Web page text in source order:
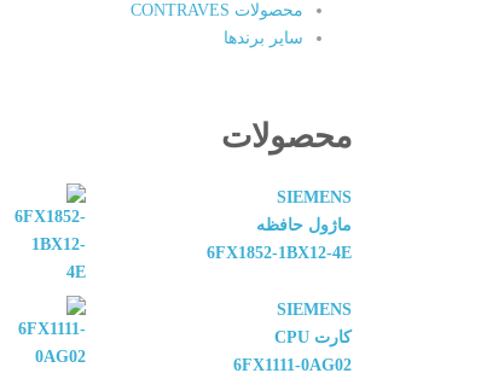
محصولات CONTRAVES
سایر برندها
محصولات
SIEMENS
ماژول حافظه
6FX1852-1BX12-4E
SIEMENS
کارت CPU
6FX1111-0AG02